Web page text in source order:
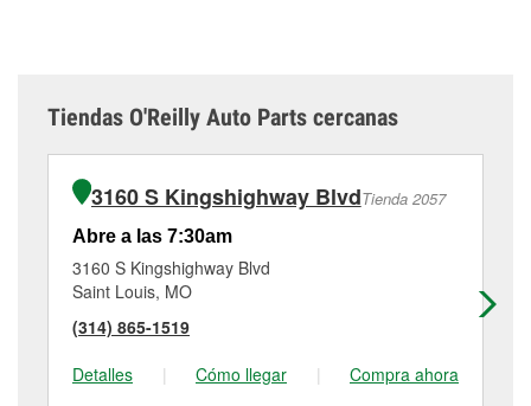
Tiendas O'Reilly Auto Parts cercanas
3160 S Kingshighway BlvdTienda 2057
Abre a las 7:30am
3160 S Kingshighway Blvd
Saint Louis, MO
(314) 865-1519
Detalles
| Cómo llegar | Compra ahora